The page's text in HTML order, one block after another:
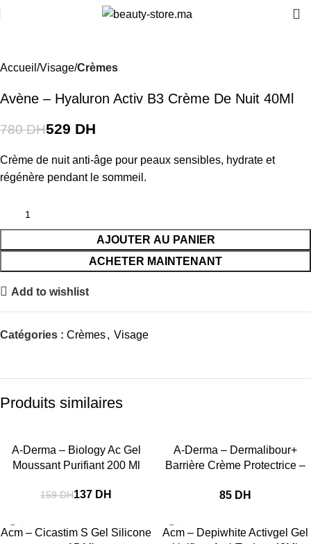
Accueil Visage Crèmes
Avène – Hyaluron Activ B3 Crème De Nuit 40Ml
780DH529 DH
Crème de nuit anti-âge pour peaux sensibles, hydrate et
régénère pendant le sommeil.
AJOUTER AU PANIER
ACHETER MAINTENANT
Add to wishlist
Catégories : Crèmes, Visage
Produits similaires
A-Derma – Biology Ac Gel
Moussant Purifiant 200 Ml
159DH137 DH
A-Derma – Dermalibour+
Barrière Crème Protectrice –
DH
Acm – Cicastim S Gel Silicone
Acm – Depiwhite Activgel Gel